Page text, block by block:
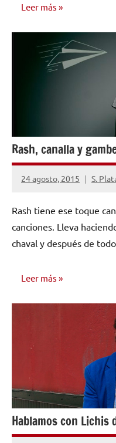
Leer más
NOTICIAS
Rash, canalla y
24 agosto, 2015 S.
No
comentarios
Rash tiene ese toque
canciones. Lleva
chaval y después de
Leer más
Hablamos con Lichis